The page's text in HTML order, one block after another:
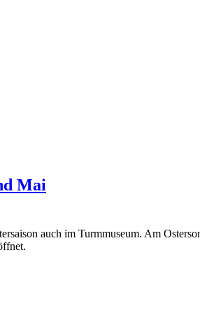
Mai
auch im Turmmuseum. Am